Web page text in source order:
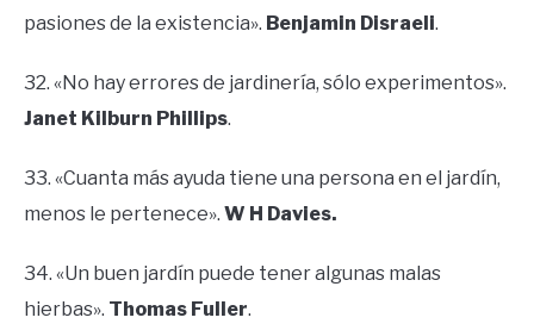
pasiones de la existencia». Benjamin Disraeli.
32. «No hay errores de jardinería, sólo experimentos».
Janet Kilburn Phillips.
33. «Cuanta más ayuda tiene una persona en el jardín,
menos le pertenece». W H Davies.
34. «Un buen jardín puede tener algunas malas
hierbas». Thomas Fuller.